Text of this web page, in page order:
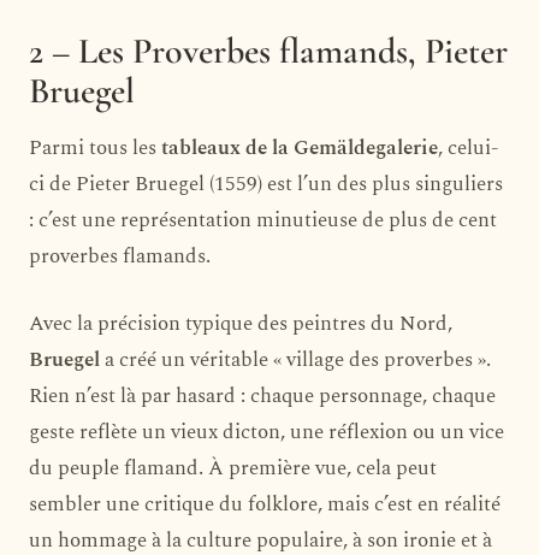
2 – Les Proverbes flamands, Pieter
Bruegel
Parmi tous lestableaux de la Gemäldegalerie, celui-
ci de Pieter Bruegel (1559) est l’un des plus singuliers
: c’est une représentation minutieuse de plus de cent
proverbes flamands.
Avec la précision typique des peintres du Nord,
Bruegela créé un véritable « village des proverbes ».
Rien n’est là par hasard : chaque personnage, chaque
geste reflète un vieux dicton, une réflexion ou un vice
du peuple flamand. À première vue, cela peut
sembler une critique du folklore, mais c’est en réalité
un hommage à la culture populaire, à son ironie et à